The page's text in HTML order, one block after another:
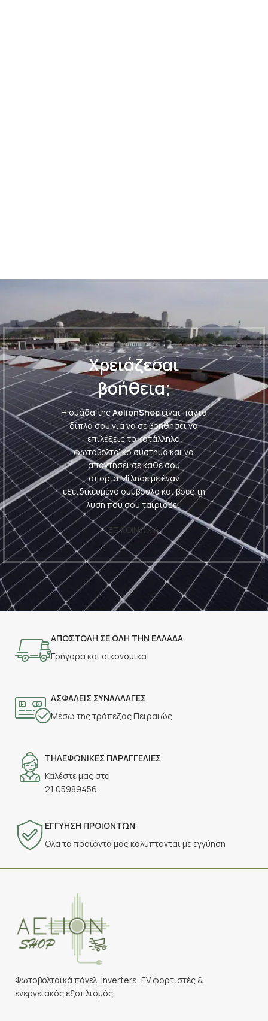
Χρειάζεσαι
βοήθεια;
Η ομάδα τηςAelionShopείναι πάντα
δίπλα σου για να σε βοηθήσει να
επιλέξεις το κατάλληλο
φωτοβολταϊκό σύστημα και να
απαντήσει σε κάθε σου
απορία.Μίλησε με έναν
εξειδικευμένο σύμβουλο και βρες τη
λύση που σου ταιριάζει.
ΕΠΙΚΟΙΝΩΝΙΑ
ΑΠΟΣΤΟΛΗ ΣΕ ΟΛΗ ΤΗΝ ΕΛΛΑΔΑ
Γρήγορα και οικονομικά!
ΑΣΦΑΛΕΙΣ ΣΥΝΑΛΛΑΓΕΣ
Μέσω της τράπεζας Πειραιώς
ΤΗΛΕΦΩΝΙΚΕΣ ΠΑΡΑΓΓΕΛΙΕΣ
Καλέστε μας στο
21 05989456
ΕΓΓΥΗΣΗ ΠΡΟΙΟΝΤΩΝ
Ολα τα προϊόντα μας καλύπτονται με εγγύηση
Φωτοβολταϊκά πάνελ, Inverters, EV φορτιστές &
ενεργειακός εξοπλισμός.